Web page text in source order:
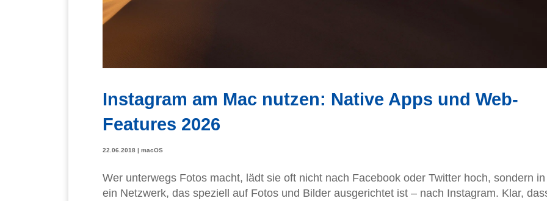
Instagram am Mac nutzen: Native Apps und Web-
Features 2026
22.06.2018 | macOS
Wer unterwegs Fotos macht, lädt sie oft nicht nach Facebook oder Twitter hoch, sondern in
ein Netzwerk, das speziell auf Fotos und Bilder ausgerichtet ist – nach Instagram. Klar,